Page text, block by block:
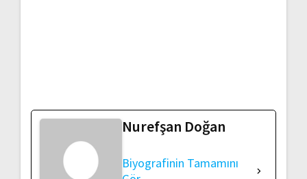
Nurefşan Doğan
Biyografinin Tamamını